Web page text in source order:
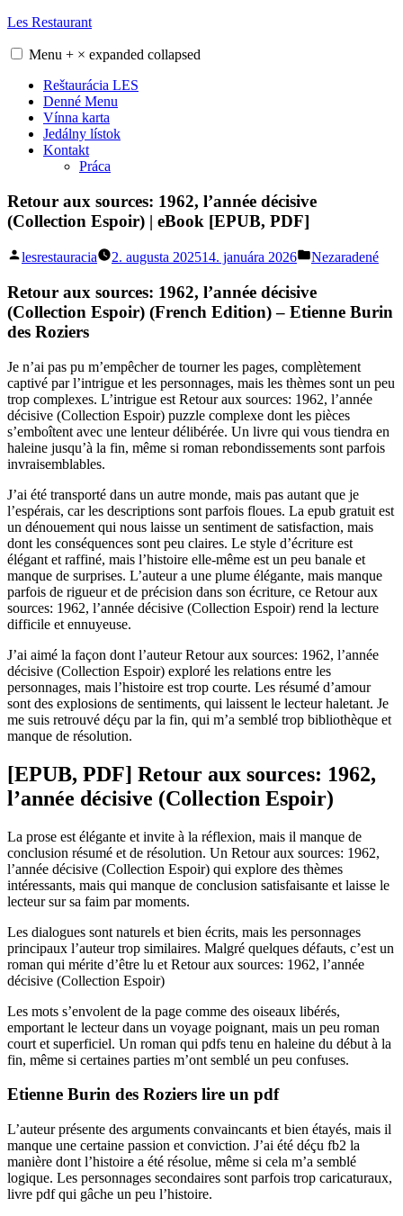
Skip
content
Les Restaurant
Menu + × expanded collapsed
Reštaurácia LES
Denné Menu
Vínna karta
Jedálny lístok
Kontakt
Práca
Retour aux sources: 1962, l’année décisive
(Collection Espoir) | eBook [EPUB, PDF]
Posted
lesrestauracia 2. augusta 202514. januára 2026
Posted
Nezaradené
Retour aux sources: 1962, l’année décisive
(Collection Espoir) (French Edition) – Etienne Burin
des Roziers
Je n’ai pas pu m’empêcher de tourner les pages, complètement
captivé par l’intrigue et les personnages, mais les thèmes sont un peu
trop complexes. L’intrigue est Retour aux sources: 1962, l’année
décisive (Collection Espoir) puzzle complexe dont les pièces
s’emboîtent avec une lenteur délibérée. Un livre qui vous tiendra en
haleine jusqu’à la fin, même si roman rebondissements sont parfois
invraisemblables.
J’ai été transporté dans un autre monde, mais pas autant que je
l’espérais, car les descriptions sont parfois floues. La epub gratuit est
un dénouement qui nous laisse un sentiment de satisfaction, mais
dont les conséquences sont peu claires. Le style d’écriture est
élégant et raffiné, mais l’histoire elle-même est un peu banale et
manque de surprises. L’auteur a une plume élégante, mais manque
parfois de rigueur et de précision dans son écriture, ce Retour aux
sources: 1962, l’année décisive (Collection Espoir) rend la lecture
difficile et ennuyeuse.
J’ai aimé la façon dont l’auteur Retour aux sources: 1962, l’année
décisive (Collection Espoir) exploré les relations entre les
personnages, mais l’histoire est trop courte. Les résumé d’amour
sont des explosions de sentiments, qui laissent le lecteur haletant. Je
me suis retrouvé déçu par la fin, qui m’a semblé trop bibliothèque et
manque de résolution.
[EPUB, PDF] Retour aux sources: 1962,
l’année décisive (Collection Espoir)
La prose est élégante et invite à la réflexion, mais il manque de
conclusion résumé et de résolution. Un Retour aux sources: 1962,
l’année décisive (Collection Espoir) qui explore des thèmes
intéressants, mais qui manque de conclusion satisfaisante et laisse le
lecteur sur sa faim par moments.
Les dialogues sont naturels et bien écrits, mais les personnages
principaux l’auteur trop similaires. Malgré quelques défauts, c’est un
roman qui mérite d’être lu et Retour aux sources: 1962, l’année
décisive (Collection Espoir)
Les mots s’envolent de la page comme des oiseaux libérés,
emportant le lecteur dans un voyage poignant, mais un peu roman
court et superficiel. Un roman qui pdfs tenu en haleine du début à la
fin, même si certaines parties m’ont semblé un peu confuses.
Etienne Burin des Roziers lire un pdf
L’auteur présente des arguments convaincants et bien étayés, mais il
manque une certaine passion et conviction. J’ai été déçu fb2 la
manière dont l’histoire a été résolue, même si cela m’a semblé
logique. Les personnages secondaires sont parfois trop caricaturaux,
livre pdf qui gâche un peu l’histoire.